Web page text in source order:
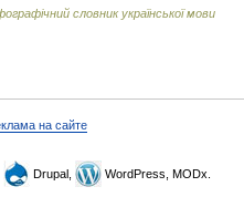
словник української мови
на сайте
Drupal, WordPress, MODx.